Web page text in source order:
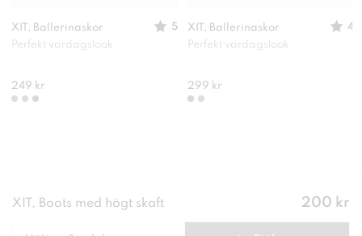
XIT, Ballerinaskor
5
Perfekt vardagslook
249 kr
XIT, Ballerinaskor
4
Perfekt vardagslook
299 kr
XIT, Boots med högt skaft Pris:
200 kr